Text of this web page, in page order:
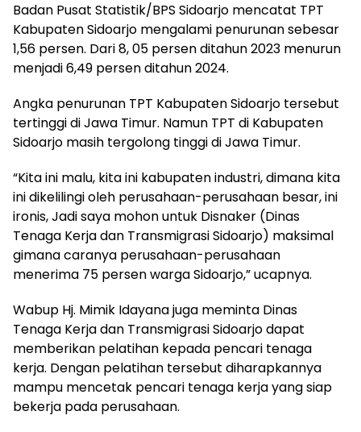
Badan Pusat Statistik/BPS Sidoarjo mencatat TPT
Kabupaten Sidoarjo mengalami penurunan sebesar
1,56 persen. Dari 8, 05 persen ditahun 2023 menurun
menjadi 6,49 persen ditahun 2024.
Angka penurunan TPT Kabupaten Sidoarjo tersebut
tertinggi di Jawa Timur. Namun TPT di Kabupaten
Sidoarjo masih tergolong tinggi di Jawa Timur.
“Kita ini malu, kita ini kabupaten industri, dimana kita
ini dikelilingi oleh perusahaan-perusahaan besar, ini
ironis, Jadi saya mohon untuk Disnaker (Dinas
Tenaga Kerja dan Transmigrasi Sidoarjo) maksimal
gimana caranya perusahaan-perusahaan
menerima 75 persen warga Sidoarjo,” ucapnya.
Wabup Hj. Mimik Idayana juga meminta Dinas
Tenaga Kerja dan Transmigrasi Sidoarjo dapat
memberikan pelatihan kepada pencari tenaga
kerja. Dengan pelatihan tersebut diharapkannya
mampu mencetak pencari tenaga kerja yang siap
bekerja pada perusahaan.